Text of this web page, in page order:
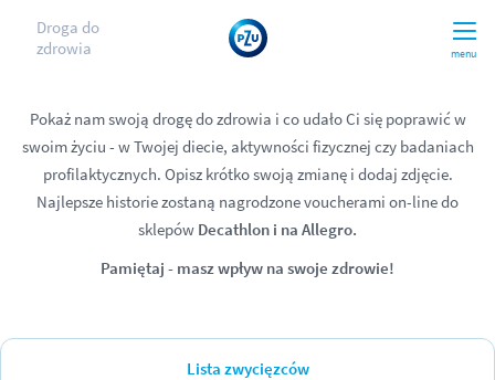
menu
Droga do
zdrowia
Pokaż nam swoją drogę do zdrowia i co udało Ci się poprawić w
swoim życiu - w Twojej diecie, aktywności fizycznej czy badaniach
profilaktycznych. Opisz krótko swoją zmianę i dodaj zdjęcie.
Najlepsze historie zostaną nagrodzone voucherami on-line do
sklepów Decathlon i na Allegro.
Pamiętaj - masz wpływ na swoje zdrowie!
Lista zwycięzców